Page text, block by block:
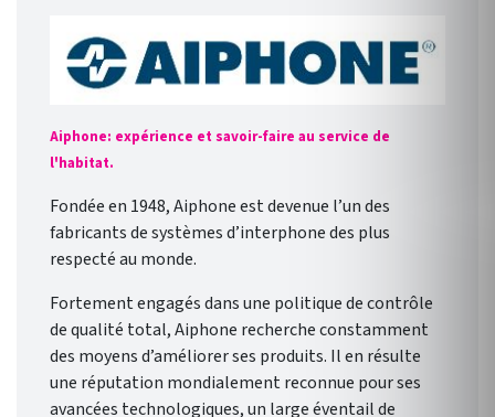
Aiphone: expérience et savoir-faire au service de
l'habitat.
Fondée en 1948, Aiphone est devenue l’un des
fabricants de systèmes d’interphone des plus
respecté au monde.
Fortement engagés dans une politique de contrôle
de qualité total, Aiphone recherche constamment
des moyens d’améliorer ses produits. Il en résulte
une réputation mondialement reconnue pour ses
avancées technologiques, un large éventail de